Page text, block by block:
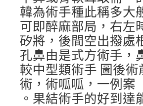
韓為術手種此稱多大
可即醉麻部局，右左
矽將，後間空出撥處
孔鼻由是式方術手，
較中型類術手 圖後
術，術呱呱，一例案
。果結術手的好到